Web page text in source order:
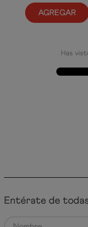
AGREGAR
Has
Entérate de